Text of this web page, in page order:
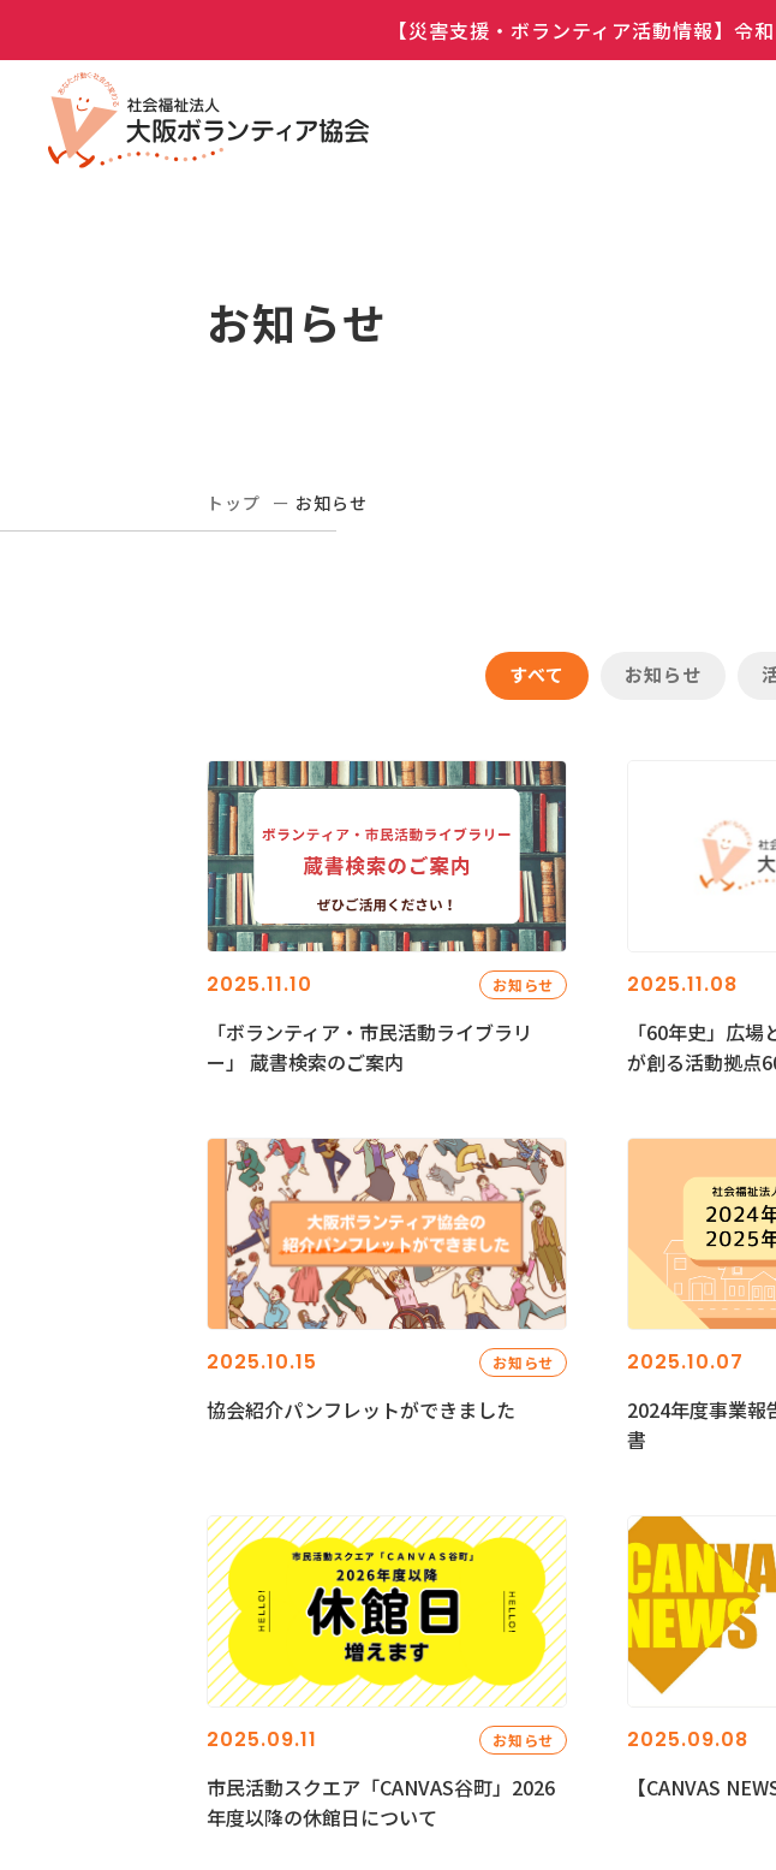
【災害支援・ボランティア活動情報】令
お知らせ
トップ お知らせ
すべて お知らせ
2025.11.10 お知らせ
「ボランティア・市民活動ライブラリ
ー」 蔵書検索のご案内
2025.11.08
「60年史」広
が創る活動拠点
2025.10.15 お知らせ
協会紹介パンフレットができました
2025.10.07
2024年度事業報
書
2025.09.11 お知らせ
市民活動スクエア「CANVAS谷町」2026
年度以降の休館日について
2025.09.08
【CANVAS